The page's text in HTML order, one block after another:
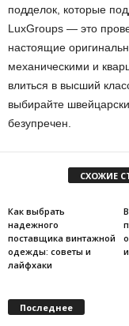
подделок, которые
LuxGroups — это
настоящие
механическими и
влиться в высший
выбирайте
безупречен.
СХОЖИЕ
Как выбрать
надежного
поставщика винтажной
одежды: советы и
лайфхаки
Последнее